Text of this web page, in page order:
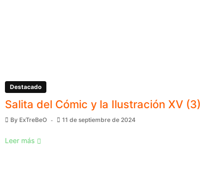
Destacado
Salita del Cómic y la Ilustración XV (3)
By ExTreBeO 11 de septiembre de 2024
Leer más